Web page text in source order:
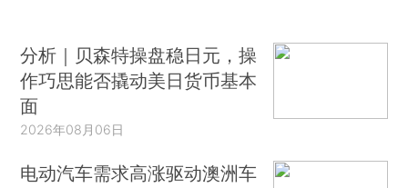
分析｜贝森特操盘稳日元，操
作巧思能否撬动美日货币基本
面
2026年08月06日
电动汽车需求高涨驱动澳洲车